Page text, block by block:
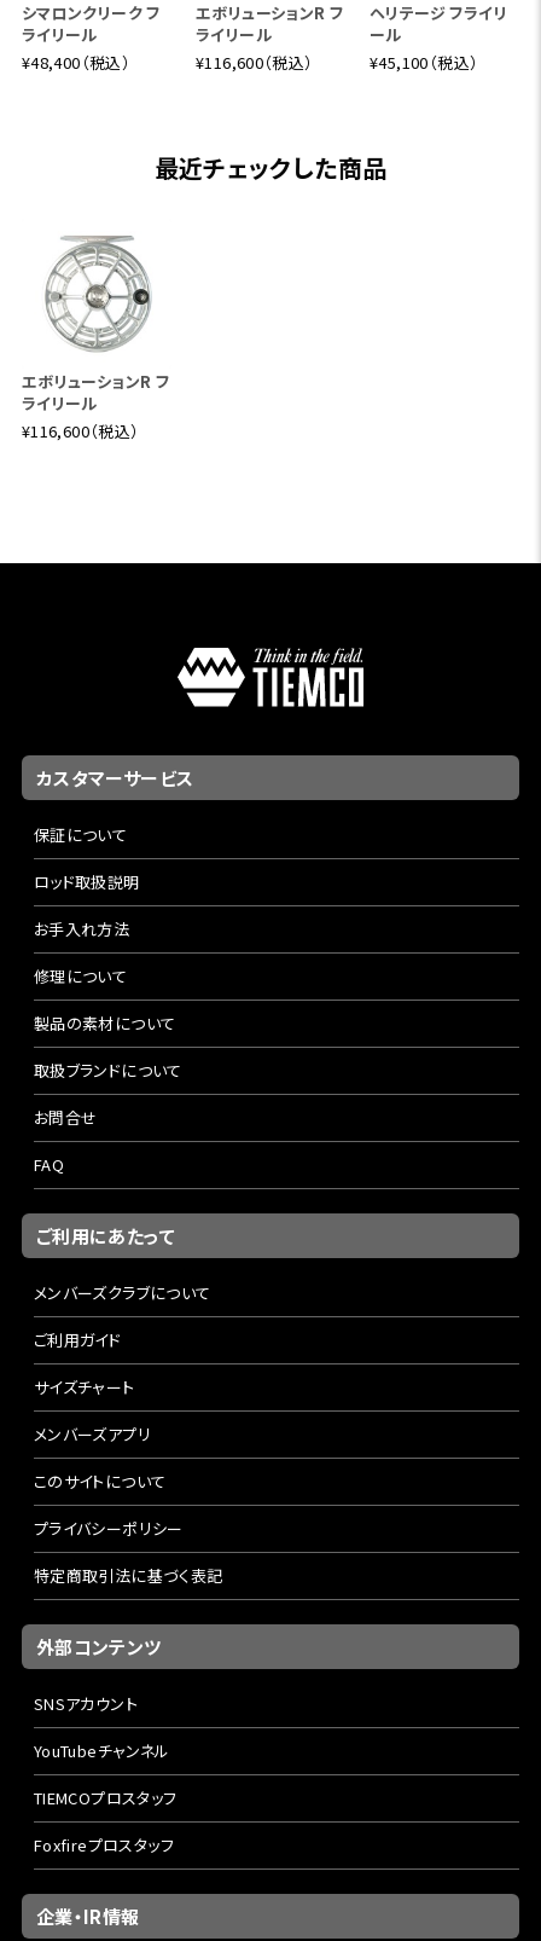
シマロンクリーク フ
ライリール
¥48,400（税込）
エボリューションR フ
ライリール
¥116,600（税込）
ヘリテージ フライリ
ール
¥45,100（税込）
最近チェックした商品
エボリューションR フ
ライリール
¥116,600（税込）
カスタマーサービス
保証について
ロッド取扱説明
お手入れ方法
修理について
製品の素材について
取扱ブランドについて
お問合せ
FAQ
ご利用にあたって
メンバーズクラブについて
ご利用ガイド
サイズチャート
メンバーズアプリ
このサイトについて
プライバシーポリシー
特定商取引法に基づく表記
外部コンテンツ
SNSアカウント
YouTubeチャンネル
TIEMCOプロスタッフ
Foxfireプロスタッフ
企業・IR情報